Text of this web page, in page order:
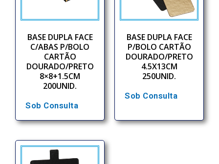
BASE DUPLA FACE
C/ABAS P/BOLO
CARTÃO
DOURADO/PRETO
8×8+1.5CM
200UNID.
Sob Consulta
BASE DUPLA FACE
P/BOLO CARTÃO
DOURADO/PRETO
4.5X13CM
250UNID.
Sob Consulta